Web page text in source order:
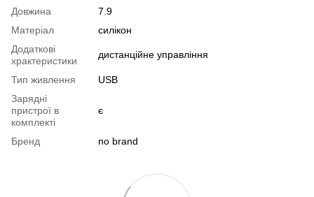
Довжина
7.9
Матеріал
силікон
Додаткові
храктеристики
дистанційне управління
Тип живлення
USB
Зарядні
пристрої в
комплекті
є
Бренд no brand